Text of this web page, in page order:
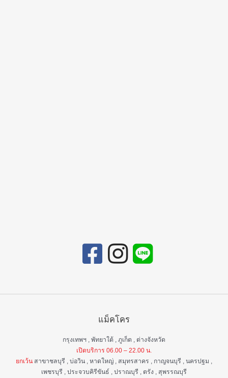
แม็คโคร
กรุงเทพฯ , พัทยาใต้ , ภูเก็ต , ต่างจังหวัด
เปิดบริการ 06.00 – 22.00 น.
ยกเว้น สาขาชลบุรี , บ่อวิน , หาดใหญ่ , สมุทรสาคร , กาญจนบุรี , นครปฐม ,
เพชรบุรี , ประจวบคิรีขันธ์ , ปราณบุรี , ตรัง , สุพรรณบุรี